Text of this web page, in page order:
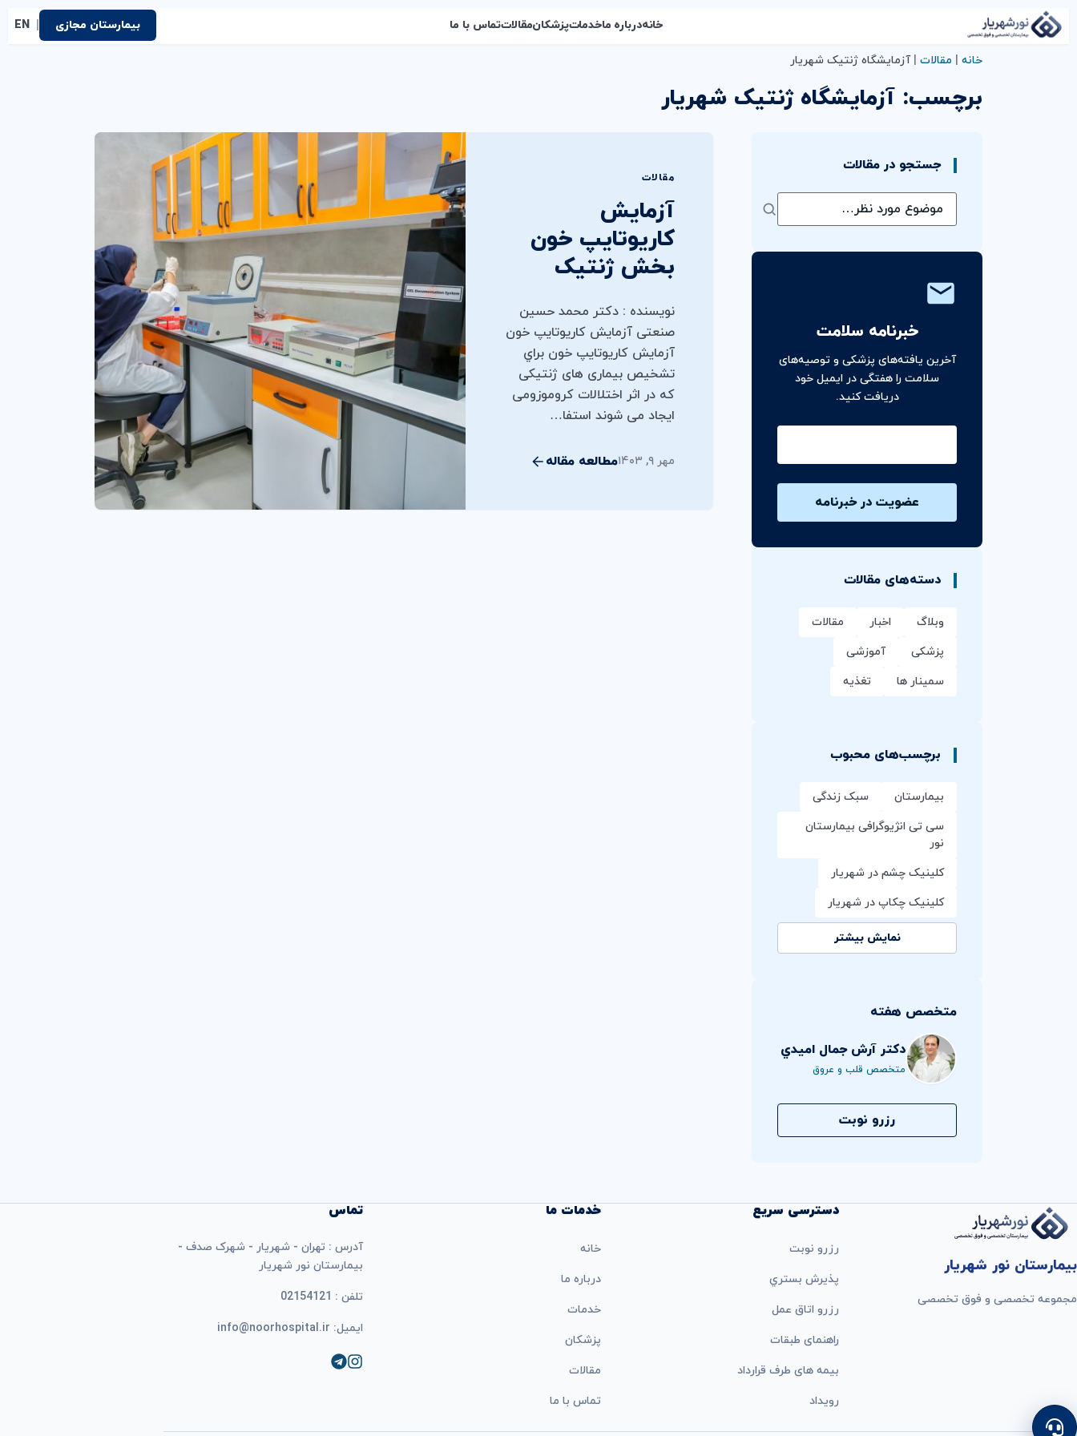
خانهدرباره ماخدماتپزشکانمقالاتتماس با ما بیمارستان مجازی EN
خانه مقالات |آزمایشگاه ژنتیک شهریار
برچسب: آزمایشگاه ژنتیک شهریار
مقالات
آزمايش
كاريوتايپ خون
بخش ژنتیک
نویسنده : دکتر محمد حسین
صنعتی آزمايش كاريوتايپ خون
آزمايش کاريوتايپ خون براي
تشخيص بيماری های ژنتيکی
که در اثر اختلالات کروموزومی
ايجاد می شوند استفا…
مهر ۹, ۱۴۰۳ مطالعه مقاله
جستجو در مقالات
خبرنامه سلامت
آخرین یافته‌های پزشکی و توصیه‌های
سلامت را هفتگی در ایمیل خود
دریافت کنید.
ایمیل
دسته‌های مقالات
وبلاگ اخبار
مقالات
پزشکی
آموزشی
سمینار ها
تغذیه
برچسب‌های محبوب
بیمارستان
سبک زندگی
سی تی انژیوگرافی بیمارستان
نور
کلینیک چشم در شهریار
کلینیک چکاپ در شهریار
نمایش بیشتر
متخصص هفته
دکتر آرش جمال اميدي
متخصص قلب و عروق
رزرو نوبت
بیمارستان نور شهریار
مجموعه تخصصی و فوق تخصصی
دسترسی سریع
رزرو نوبت
پذيرش بستري
رزرو اتاق عمل
راهنمای طبقات
بيمه های طرف قرارداد
رویداد
خدمات ما
خانه
درباره ما
خدمات
پزشکان
مقالات
تماس با ما
تماس
آدرس : تهران - شهریار - شهرک صدف -
بیمارستان نور شهریار
تلفن : 02154121
ایمیل: info@noorhospital.ir